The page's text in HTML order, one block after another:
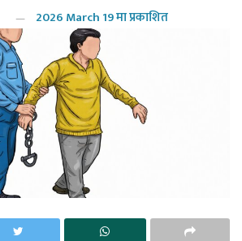
2026 March 19 मा प्रकाशित